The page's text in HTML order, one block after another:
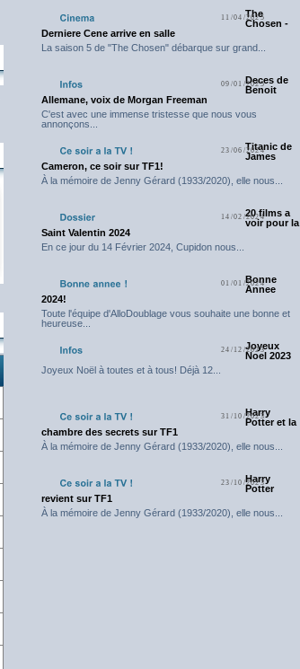
11/04/2025
The
Chosen -
Derniere Cene arrive en salle
La saison 5 de "The Chosen" débarque sur grand...
09/01/2025Deces de
Benoit
Allemane, voix de Morgan Freeman
C'est avec une immense tristesse que nous vous
annonçons...
23/06/2024Titanic de
James
Cameron, ce soir sur TF1!
À la mémoire de Jenny Gérard (1933/2020), elle nous...
14/02/202420 films a
voir pour la
Saint Valentin 2024
En ce jour du 14 Février 2024, Cupidon nous...
01/01/2024
Bonne
Annee
2024!
Toute l'équipe d'AlloDoublage vous souhaite une bonne et
heureuse...
24/12/2023
Joyeux
Noel 2023
Joyeux Noël à toutes et à tous! Déjà 12...
31/10/2023
Harry
Potter et la
chambre des secrets sur TF1
À la mémoire de Jenny Gérard (1933/2020), elle nous...
23/10/2023
Harry
Potter
revient sur TF1
À la mémoire de Jenny Gérard (1933/2020), elle nous...